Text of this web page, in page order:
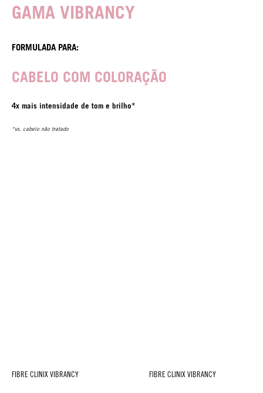
GAMA VIBRANCY
FORMULADA PARA:
CABELO COM COLORAÇÃO
4x mais intensidade de tom e brilho*
*vs. cabelo não tratado
FIBRE CLINIX VIBRANCY FIBRE CLINIX VIBRANCY